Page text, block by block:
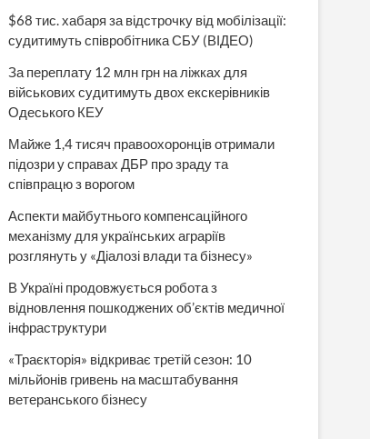
$68 тис. хабаря за відстрочку від мобілізації:
судитимуть співробітника СБУ (ВІДЕО)
За переплату 12 млн грн на ліжках для
військових судитимуть двох екскерівників
Одеського КЕУ
Майже 1,4 тисяч правоохоронців отримали
підозри у справах ДБР про зраду та
співпрацю з ворогом
Аспекти майбутнього компенсаційного
механізму для українських аграріїв
розглянуть у «Діалозі влади та бізнесу»
В Україні продовжується робота з
відновлення пошкоджених об’єктів медичної
інфраструктури
«Траєкторія» відкриває третій сезон: 10
мільйонів гривень на масштабування
ветеранського бізнесу